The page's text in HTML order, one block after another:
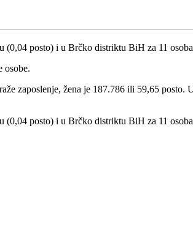
(0,04 posto) i u Brčko distriktu BiH za 11
osobe.
zaposlenje, žena je 187.786 ili 59,65 posto.
(0,04 posto) i u Brčko distriktu BiH za 11